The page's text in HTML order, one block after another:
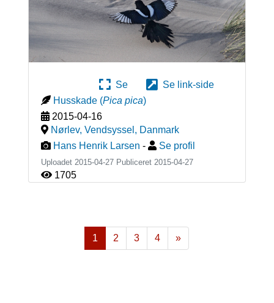
Se
Se link-side
Husskade (Pica pica)
2015-04-16
Nørlev, Vendsyssel , Danmark
Hans Henrik Larsen - Se profil
Uploadet 2015-04-27 Publiceret 2015-04-27
1705
1 2 3 4
»
Næste